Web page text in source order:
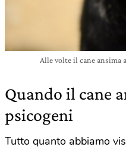
Alle volte il cane ansima
Quando il cane
psicogeni
Tutto quanto abbiamo